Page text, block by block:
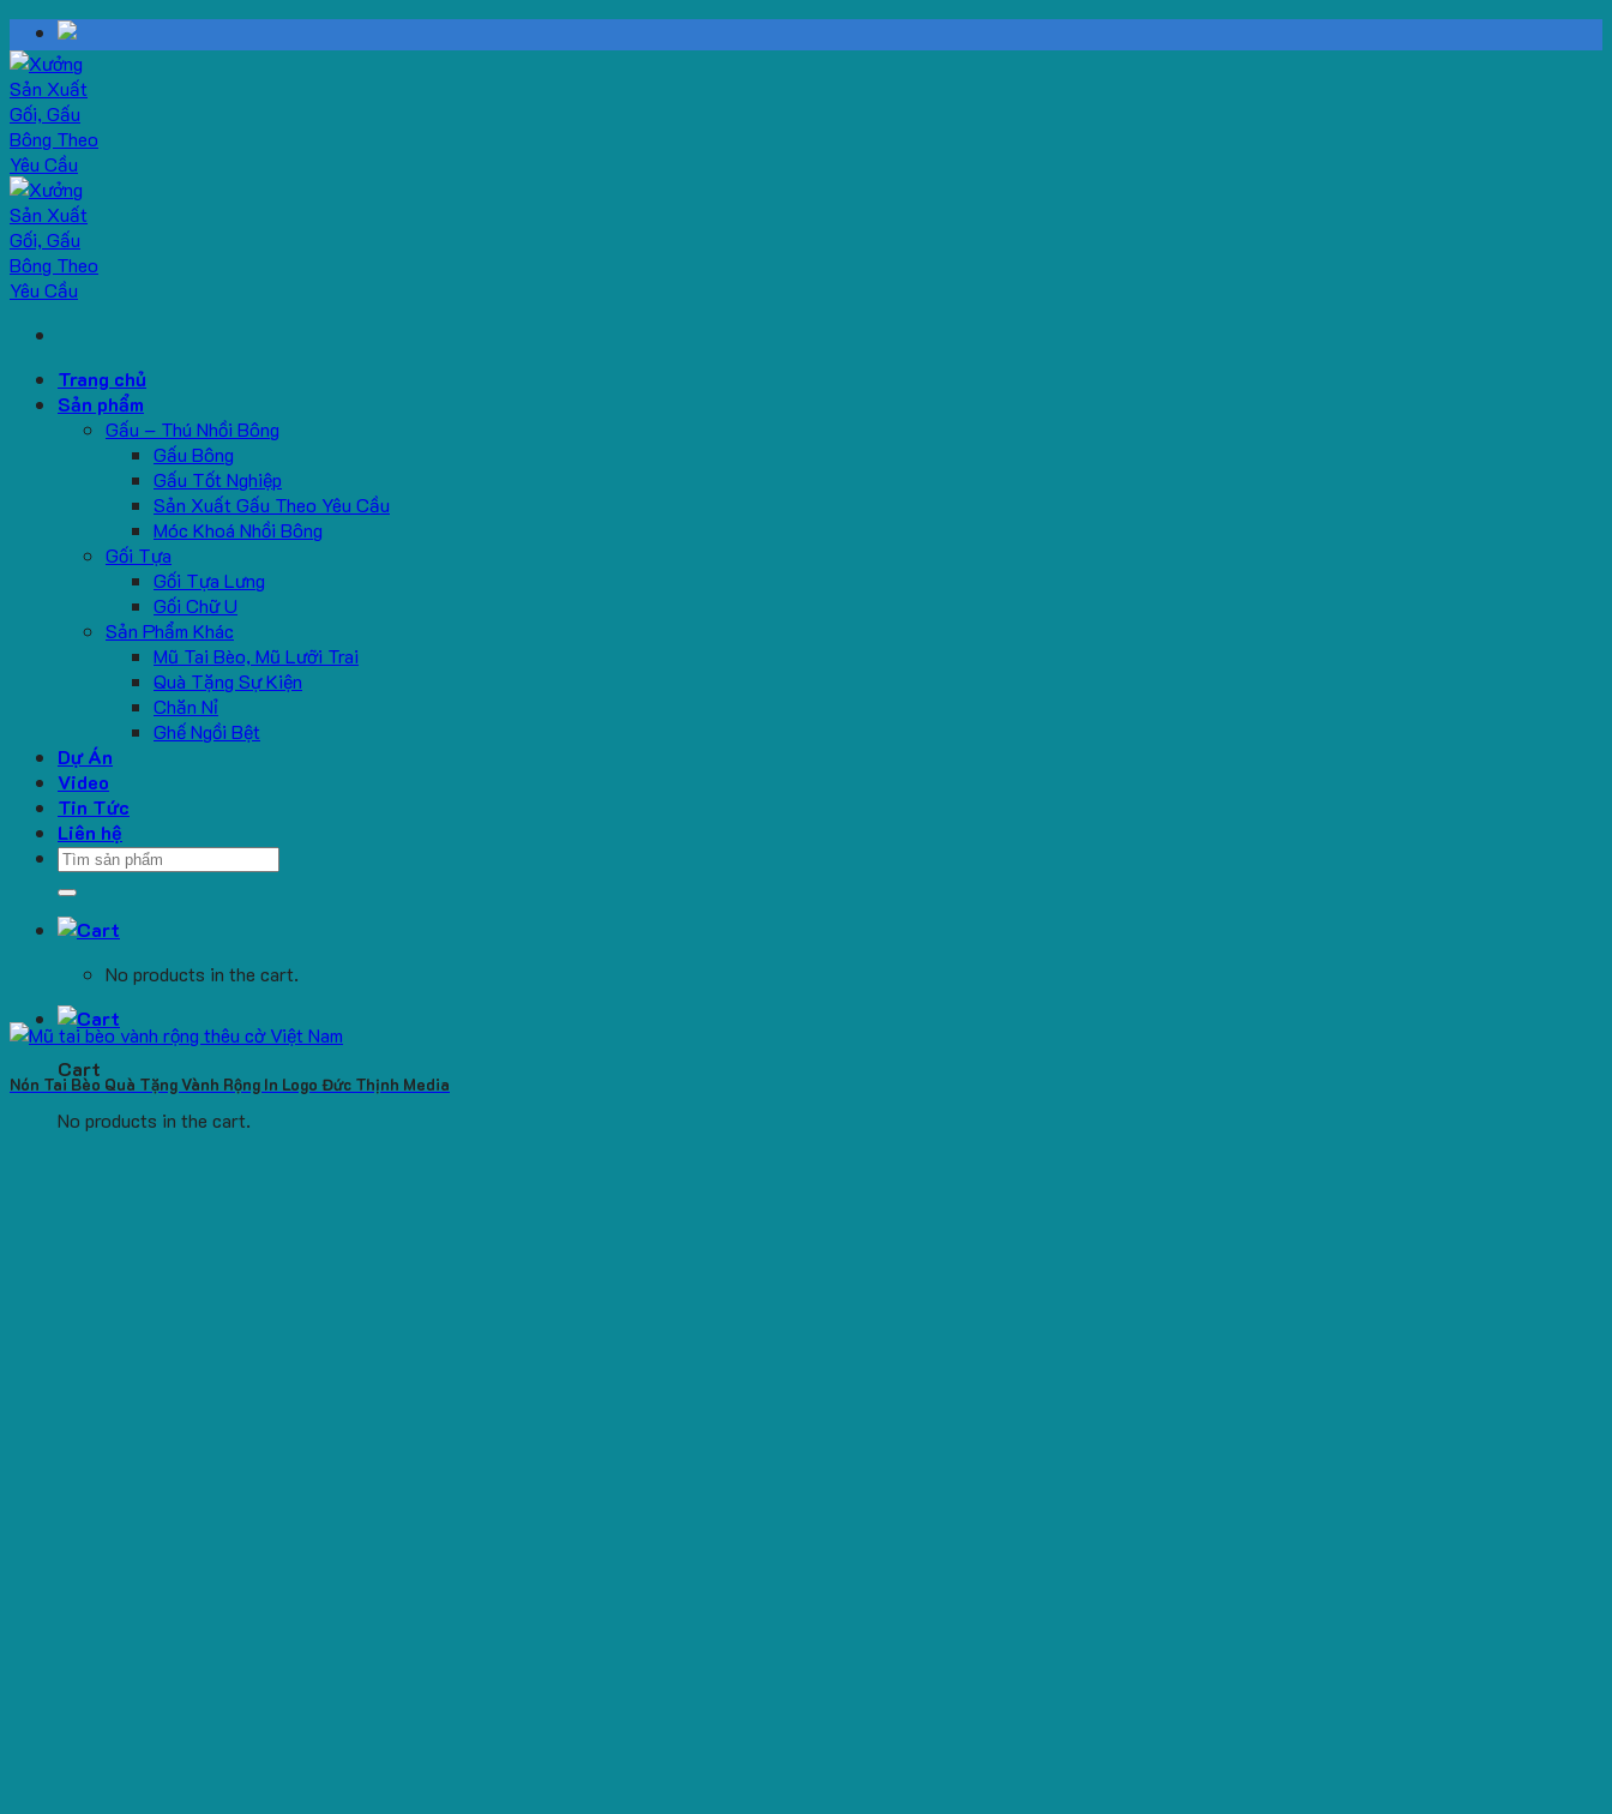
Skip
to
content
Trang chủ
Sản phẩm
Gấu – Thú Nhồi Bông
Gấu Bông
Gấu Tốt Nghiệp
Sản Xuất Gấu Theo Yêu Cầu
Móc Khoá Nhồi Bông
Gối Tựa
Gối Tựa Lưng
Gối Chữ U
Sản Phẩm Khác
Mũ Tai Bèo, Mũ Lưỡi Trai
Quà Tặng Sự Kiện
Chăn Nỉ
Ghế Ngồi Bệt
Dự Án
Video
Tin Tức
Liên hệ
Search
No products in the cart.
Cart
No products in the cart.
Nón Tai Bèo Quà Tặng Vành Rộng In Logo Đức Thịnh Media